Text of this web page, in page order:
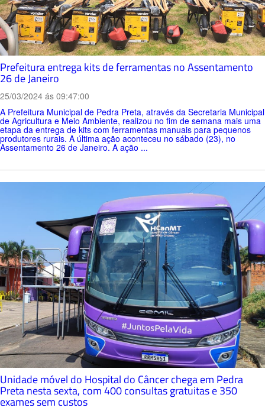
Prefeitura entrega kits de ferramentas no Assentamento
26 de Janeiro
25/03/2024 ás 09:47:00
A Prefeitura Municipal de Pedra Preta, através da Secretaria Municipal
de Agricultura e Meio Ambiente, realizou no fim de semana mais uma
etapa da entrega de kits com ferramentas manuais para pequenos
produtores rurais. A última ação aconteceu no sábado (23), no
Assentamento 26 de Janeiro. A ação ...
Unidade móvel do Hospital do Câncer chega em Pedra
Preta nesta sexta, com 400 consultas gratuitas e 350
exames sem custos